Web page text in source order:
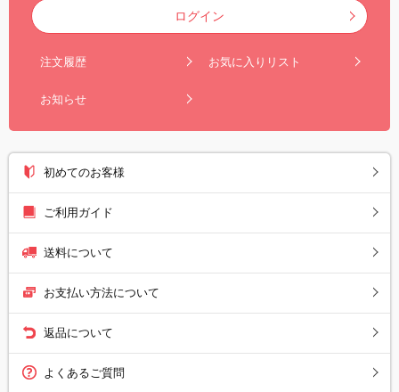
ログイン
注文履歴 お気に入りリスト
お知らせ
初めてのお客様
ご利用ガイド
送料について
お支払い方法について
返品について
よくあるご質問